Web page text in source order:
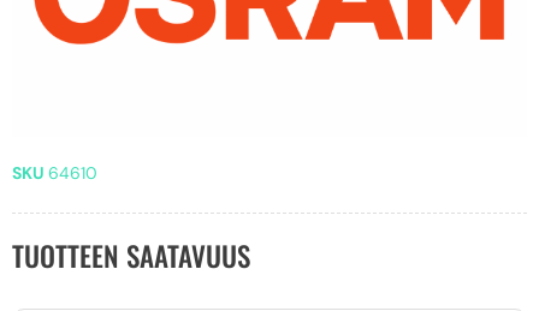
SKU 64610
TUOTTEEN SAATAVUUS